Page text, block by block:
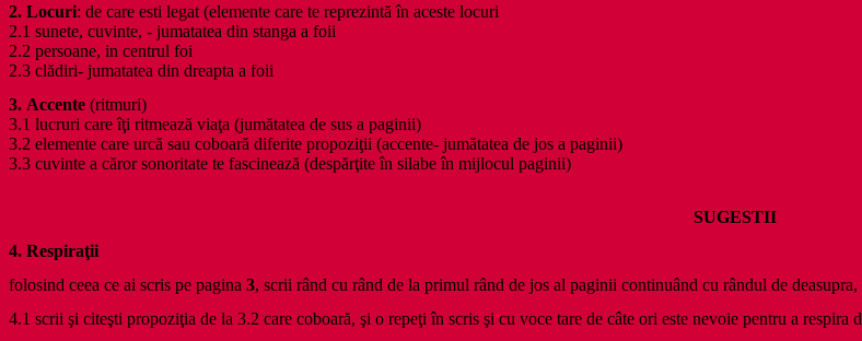
2. Locuri: de care esti legat (elemente care te reprezintă în aceste locuri
2.1 sunete, cuvinte, - jumatatea din stanga a foii
2.2 persoane, in centrul foi
2.3 clădiri- jumatatea din dreapta a foii
3. Accente (ritmuri)
3.1 lucruri care îţi ritmează viaţa (jumătatea de sus a paginii)
3.2 elemente care urcă sau coboară diferite propoziţii (accente- jumătatea de jos a paginii)
3.3 cuvinte a căror sonoritate te fascinează (despărţite în silabe în mijlocul paginii)
SUGESTII
4. Respiraţii
folosind ceea ce ai scris pe pagina 3, scrii rând cu rând de la primul rând de jos al paginii continuând cu rândul de deasupra,
4.1 scrii şi citeşti propoziţia de la 3.2 care coboară, şi o repeţi în scris şi cu voce tare de câte ori este nevoie pentru a respira